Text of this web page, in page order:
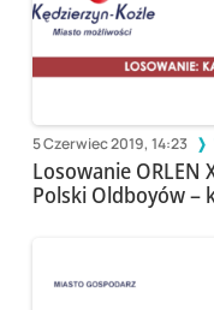
5 Czerwiec 2019, 14:23
Losowanie ORLEN
Polski Oldboyów –